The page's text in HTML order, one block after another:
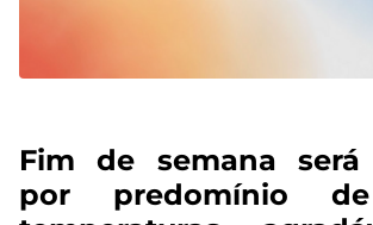
Fim de semana será
por predomínio